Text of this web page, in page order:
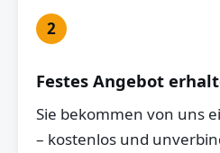
2
Festes Angebot
Sie bekommen von uns
– kostenlos und